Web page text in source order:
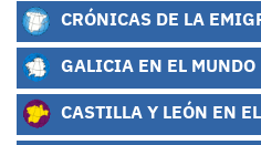
CRÓNICAS DE LA
GALICIA EN EL MUNDO
CASTILLA Y LEÓN EN